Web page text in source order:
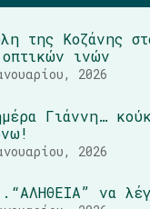
της Κοζάνης
ινών
2026
Γιάννη…
2026
να